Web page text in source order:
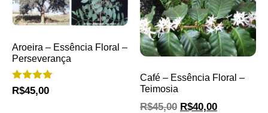
Aroeira – Essência Floral –
Perseverança
Avaliação
4.00
R$45,00
Café – Essência Floral –
Teimosia
R$45,00 R$40,00